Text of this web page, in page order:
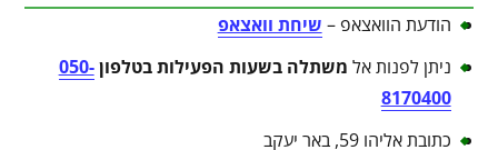
הודעת הוואצאפ – שיחת וואצאפ
ניתן לפנות אל משתלה בשעות הפעילות בטלפון050-
8170400
כתובת אליהו 59, באר יעקב